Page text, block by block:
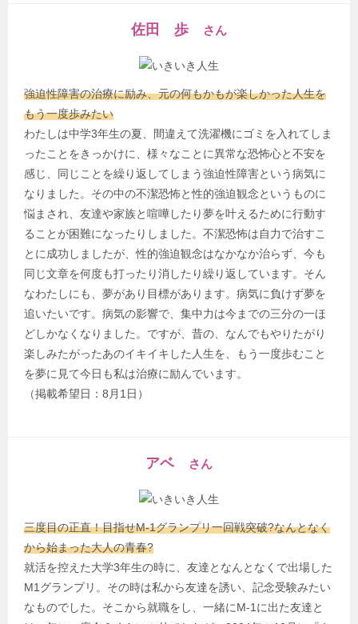
佐田 歩 さん
強迫性障害の治療に励み、元の何もかもが楽しかった人生を
もう一度歩みたい
わたしは中学3年生の夏、間違えて洗濯機にゴミを入れてしま
ったことをきっかけに、様々なことに異常な恐怖心と不安を
感じ、同じことを繰り返してしまう強迫性障害という病気に
なりました。その中の不潔恐怖と性的強迫観念というものに
悩まされ、友達や家族と喧嘩したり夢を叶えるために行動す
ることが困難になったりしました。不潔恐怖は自力で治すこ
とに成功しましたが、性的強迫観念はなかなか治らず、今も
同じ文章を何度も打ったり消したり繰り返しています。そん
なわたしにも、夢があり目標があります。病気に負けず夢を
追いたいです。病気の影響で、集中力は今までの三分の一ほ
どしかなくなりました。ですが、昔の、なんでもやりたがり
楽しみたがったあのイキイキした人生を、もう一度歩むこと
を夢に見て今日も私は治療に励んでいます。
（掲載希望日：8月1日）
アベ さん
三度目の正直！目指せM-1グランプリ一回戦突破?なんとなく
から始まった大人の青春?
就活を控えた大学3年生の時に、友達となんとなくで出場した
M1グランプリ。その時は私から友達を誘い、記念受験みたい
なものでした。そこから就職をし、一緒にM-1に出た友達と